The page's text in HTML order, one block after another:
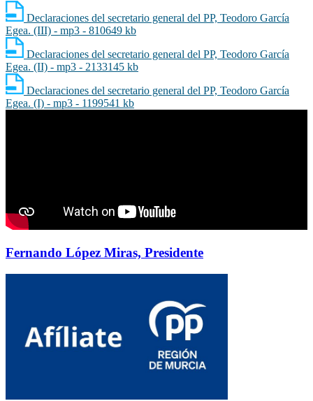
Declaraciones del secretario general del PP, Teodoro García
Egea. (III) - mp3 - 810649 kb
Declaraciones del secretario general del PP, Teodoro García
Egea. (II) - mp3 - 2133145 kb
Declaraciones del secretario general del PP, Teodoro García
Egea. (I) - mp3 - 1199541 kb
Fernando López Miras, Presidente